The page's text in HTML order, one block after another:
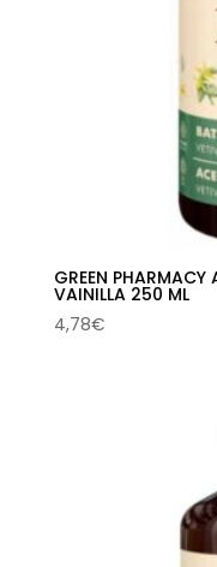
GREEN PHARMACY
VAINILLA 250 ML
4,78€